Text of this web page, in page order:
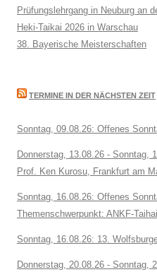
Prüfungslehrgang in Neuburg an
Heki-Taikai 2026 in Warschau
38. Bayerische Meisterschaften
TERMINE IN DER NÄCHSTEN ZEIT
Sonntag, 09.08.26: Offenes
Donnerstag, 13.08.26 - Sonntag,
Prof. Ken Kurosu, Frankfurt am
Sonntag, 16.08.26: Offenes
Themenschwerpunkt: ANKF-
Sonntag, 16.08.26: 13.
Donnerstag, 20.08.26 - Sonntag,